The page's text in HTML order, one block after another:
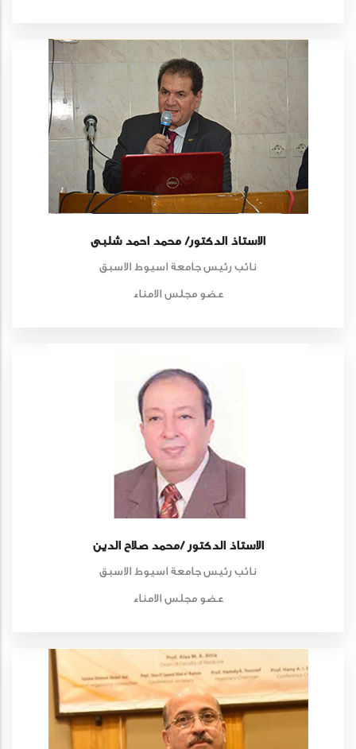
الاستاذ الدكتور/ محمد احمد شلبى
نائب رئيس جامعة اسيوط الاسبق
عضو مجلس الامناء
الاستاذ الدكتور /محمد صلاح الدين
نائب رئيس جامعة اسيوط الاسبق
عضو مجلس الامناء